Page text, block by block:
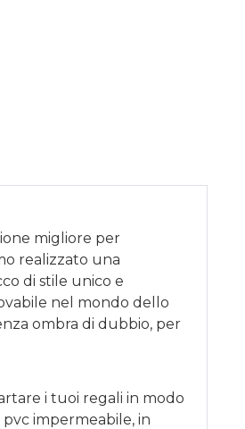
migliore per
realizzato una
di stile unico e
nel mondo dello
ombra di dubbio, per
i tuoi regali in modo
impermeabile, in